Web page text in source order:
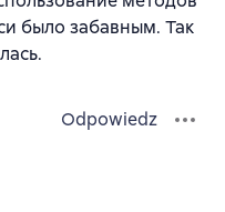
было забавным. Так
Odpowiedz